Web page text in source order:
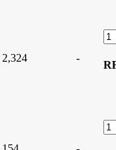
2,324 -